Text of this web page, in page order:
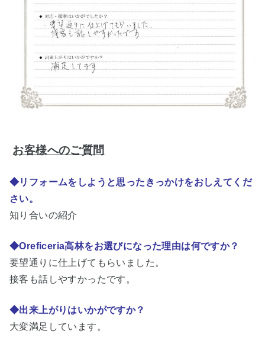
お客様へのご質問
◆リフォームをしようと思ったきっかけをおしえてくだ
さい。
知り合いの紹介
◆Oreficeria高林をお選びになった理由は何ですか？
要望通りに仕上げてもらいました。
接客も話しやすかったです。
◆出来上がりはいかがですか？
大変満足しています。